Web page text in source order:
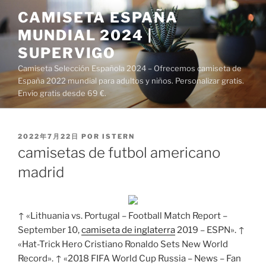
al
contenido
CAMISETA ESPAÑA
MUNDIAL 2024 |
SUPERVIGO
Camiseta Selección Española 2024 – Ofrecemos camiseta de
España 2022 mundial para adultos y niños. Personalizar gratis.
Envío gratis desde 69 €.
PUBLICADO
2022年7月22日 POR ISTERN
camisetas de futbol americano
madrid
↑ «Lithuania vs. Portugal – Football Match Report –
September 10,camiseta de inglaterra2019 – ESPN». ↑
«Hat-Trick Hero Cristiano Ronaldo Sets New World
Record». ↑ «2018 FIFA World Cup Russia – News – Fan